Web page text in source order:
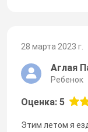
28 марта 2023 г.
Аглая
Ребенок
Оценка: 5
Этим летом я